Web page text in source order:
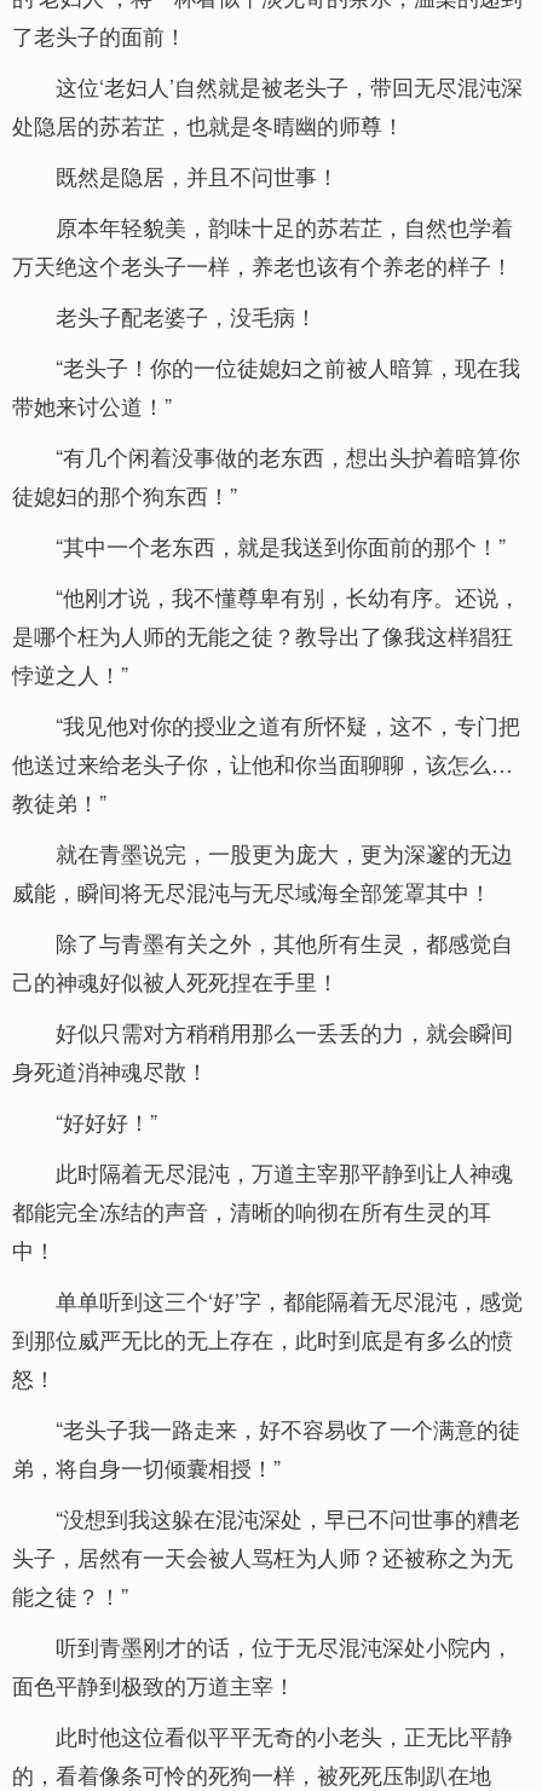
了老头子的面前！
这位‘老妇人’自然就是被老头子，带回无尽混沌深
处隐居的苏若芷，也就是冬晴幽的师尊！
既然是隐居，并且不问世事！
原本年轻貌美，韵味十足的苏若芷，自然也学着
万天绝这个老头子一样，养老也该有个养老的样子！
老头子配老婆子，没毛病！
“老头子！你的一位徒媳妇之前被人暗算，现在我
带她来讨公道！”
“有几个闲着没事做的老东西，想出头护着暗算你
徒媳妇的那个狗东西！”
“其中一个老东西，就是我送到你面前的那个！”
“他刚才说，我不懂尊卑有别，长幼有序。还说，
是哪个枉为人师的无能之徒？教导出了像我这样猖狂
悖逆之人！”
“我见他对你的授业之道有所怀疑，这不，专门把
他送过来给老头子你，让他和你当面聊聊，该怎么…
教徒弟！”
就在青墨说完，一股更为庞大，更为深邃的无边
威能，瞬间将无尽混沌与无尽域海全部笼罩其中！
除了与青墨有关之外，其他所有生灵，都感觉自
己的神魂好似被人死死捏在手里！
好似只需对方稍稍用那么一丢丢的力，就会瞬间
身死道消神魂尽散！
“好好好！”
此时隔着无尽混沌，万道主宰那平静到让人神魂
都能完全冻结的声音，清晰的响彻在所有生灵的耳
中！
单单听到这三个‘好’字，都能隔着无尽混沌，感觉
到那位威严无比的无上存在，此时到底是有多么的愤
怒！
“老头子我一路走来，好不容易收了一个满意的徒
弟，将自身一切倾囊相授！”
“没想到我这躲在混沌深处，早已不问世事的糟老
头子，居然有一天会被人骂枉为人师？还被称之为无
能之徒？！”
听到青墨刚才的话，位于无尽混沌深处小院内，
面色平静到极致的万道主宰！
此时他这位看似平平无奇的小老头，正无比平静
的，看着像条可怜的死狗一样，被死死压制趴在地